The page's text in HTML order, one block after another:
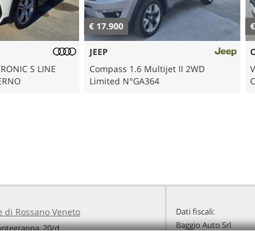
S LINE
€ 17.900
JEEP
Compass 1.6 Multijet II 2WD
Limited N°GA364
di Rossano Veneto
20/d
Dati fiscali:
Baggio Auto Srl